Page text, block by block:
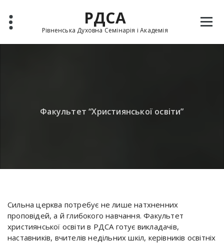
content
РДСА
Рівненська Духовна Семінарія і Академія
Факультет “Християнської освіти”
Сильна церква потребує не лише натхненних
проповідей, а й глибокого навчання. Факультет
християнської освіти в РДСА готує викладачів,
наставників, вчителів недільних шкіл, керівників освітніх